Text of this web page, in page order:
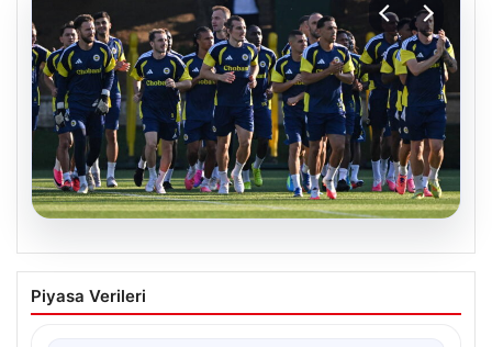
05.08.2026
Fenerbahçe’nin Avrupa Kadrosunda
Sturm Graz Maçı Öncesi Kritik
Piyasa Verileri